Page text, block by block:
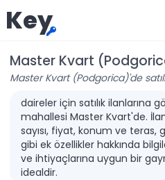
Key
Master Kvart
Master Kvart (Podgorica)'de
daireler için satılık ilanlarına
mahallesi Master Kvart'de.
sayısı, fiyat, konum ve
gibi ek özellikler hakkında
ve ihtiyaçlarına uygun bir
idealdir.